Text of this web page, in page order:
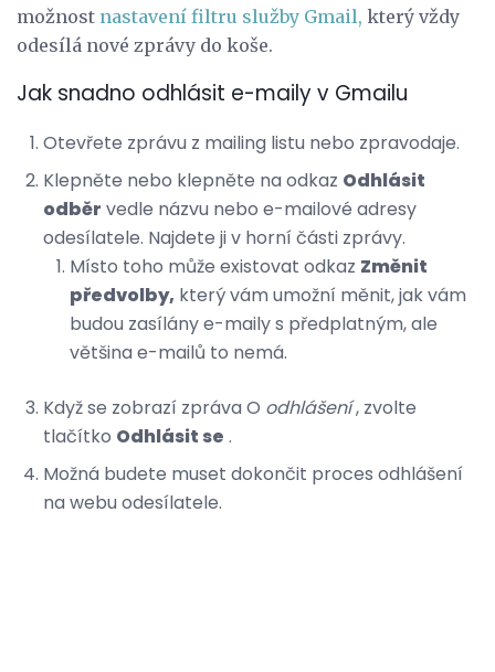
možnost nastavení filtru služby Gmail, který vždy
odesílá nové zprávy do koše.
Jak snadno odhlásit e-maily v Gmailu
Otevřete zprávu z mailing listu nebo zpravodaje.
Klepněte nebo klepněte na odkaz Odhlásit
odběr vedle názvu nebo e-mailové adresy
odesílatele. Najdete ji v horní části zprávy.
Místo toho může existovat odkaz Změnit
předvolby, který vám umožní měnit, jak vám
budou zasílány e-maily s předplatným, ale
většina e-mailů to nemá.
Když se zobrazí zpráva O odhlášení, zvolte
tlačítko Odhlásit se .
Možná budete muset dokončit proces odhlášení
na webu odesílatele.